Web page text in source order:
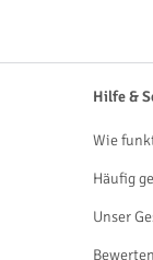
Hilfe &
Wie
Häufig
Unser